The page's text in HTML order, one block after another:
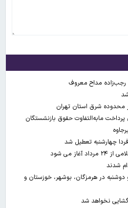
رجب‌زاده مداح معروف
محدوده شرق استان تهران
مابه‌التفاوت حقوق بازنشستگان
چهارشنبه تعطیل شد
می شود
شدند
دوشنبه در هرمزگان، بوشهر، خوزستان و
نخواهد شد